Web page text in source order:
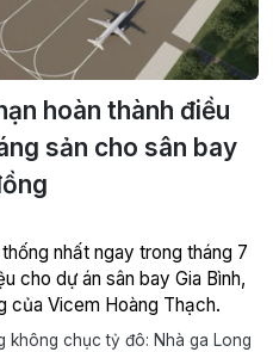
hoàn thành điều
sản cho sân bay
nhất ngay trong tháng 7
cho dự án sân bay Gia Bình,
của Vicem Hoàng Thạch.
không chục tỷ đô: Nhà ga Long